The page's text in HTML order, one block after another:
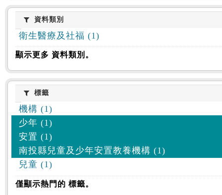
資料類別
資料類別
衛生醫療及社福 (1)
顯示更多 資料類別。
標籤標籤
機構 (1)
少年 (1)
安置 (1)
南投縣兒童及少年安置教養機構 (1)
兒童 (1)
僅顯示熱門的 標籤。